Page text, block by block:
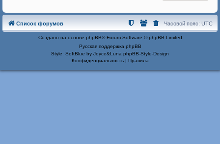
Список форумов Часовой пояс: UTC
Создано на основе phpBB® Forum Software © phpBB Limited
Русская поддержка phpBB
Style: SoftBlue by Joyce&Luna phpBB-Style-Design
Конфиденциальность| Правила